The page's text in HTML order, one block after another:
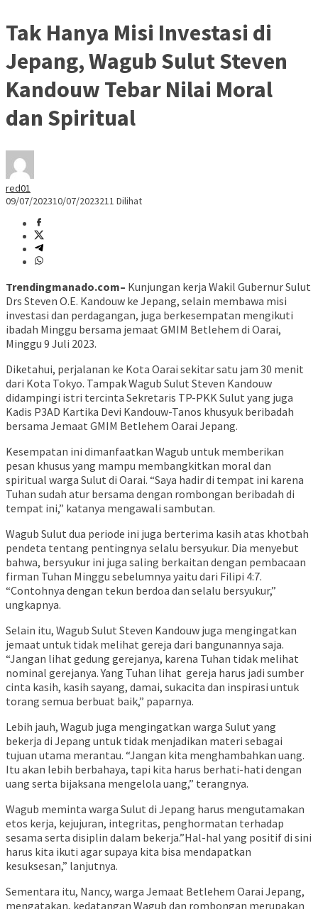
Tak Hanya Misi Investasi di
Jepang, Wagub Sulut Steven
Kandouw Tebar Nilai Moral
dan Spiritual
red01
09/07/202310/07/2023211 Dilihat
Trendingmanado.com– Kunjungan kerja Wakil Gubernur Sulut
Drs Steven O.E. Kandouw ke Jepang, selain membawa misi
investasi dan perdagangan, juga berkesempatan mengikuti
ibadah Minggu bersama jemaat GMIM Betlehem di Oarai,
Minggu 9 Juli 2023.
Diketahui, perjalanan ke Kota Oarai sekitar satu jam 30 menit
dari Kota Tokyo. Tampak Wagub Sulut Steven Kandouw
didampingi istri tercinta Sekretaris TP-PKK Sulut yang juga
Kadis P3AD Kartika Devi Kandouw-Tanos khusyuk beribadah
bersama Jemaat GMIM Betlehem Oarai Jepang.
Kesempatan ini dimanfaatkan Wagub untuk memberikan
pesan khusus yang mampu membangkitkan moral dan
spiritual warga Sulut di Oarai. “Saya hadir di tempat ini karena
Tuhan sudah atur bersama dengan rombongan beribadah di
tempat ini,” katanya mengawali sambutan.
Wagub Sulut dua periode ini juga berterima kasih atas khotbah
pendeta tentang pentingnya selalu bersyukur. Dia menyebut
bahwa, bersyukur ini juga saling berkaitan dengan pembacaan
firman Tuhan Minggu sebelumnya yaitu dari Filipi 4:7.
“Contohnya dengan tekun berdoa dan selalu bersyukur,”
ungkapnya.
Selain itu, Wagub Sulut Steven Kandouw juga mengingatkan
jemaat untuk tidak melihat gereja dari bangunannya saja.
“Jangan lihat gedung gerejanya, karena Tuhan tidak melihat
nominal gerejanya. Yang Tuhan lihat gereja harus jadi sumber
cinta kasih, kasih sayang, damai, sukacita dan inspirasi untuk
torang semua berbuat baik,” paparnya.
Lebih jauh, Wagub juga mengingatkan warga Sulut yang
bekerja di Jepang untuk tidak menjadikan materi sebagai
tujuan utama merantau. “Jangan kita menghambahkan uang.
Itu akan lebih berbahaya, tapi kita harus berhati-hati dengan
uang serta bijaksana mengelola uang,” terangnya.
Wagub meminta warga Sulut di Jepang harus mengutamakan
etos kerja, kejujuran, integritas, penghormatan terhadap
sesama serta disiplin dalam bekerja.”Hal-hal yang positif di sini
harus kita ikuti agar supaya kita bisa mendapatkan
kesuksesan,” lanjutnya.
Sementara itu, Nancy, warga Jemaat Betlehem Oarai Jepang,
mengatakan, kedatangan Wagub dan rombongan merupakan